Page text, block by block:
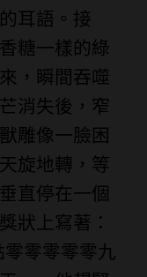
耳語。接
糖一樣的綠
，瞬間吞噬
消失後，窄
雕像一臉困
旋地轉，等
直停在一個
狀上寫著：
零零零零零九